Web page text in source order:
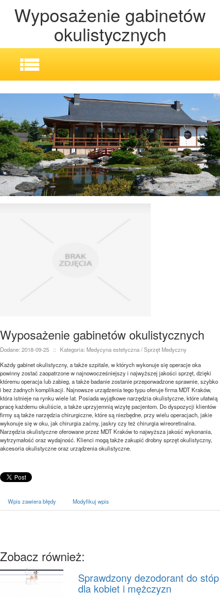
Wyposażenie gabinetów
okulistycznych
Wyposażenie gabinetów okulistycznych
Dodane: 2018-09-25 ::
Kategoria: Medycyna estetyczna / Sprzęt Medyczny
Każdy gabinet okulistyczny, a także szpitale, w których wykonuje się operacje oka
powinny zostać zaopatrzone w najnowocześniejszy i najwyższej jakości sprzęt, dzięki
któremu operacja lub zabieg, a także badanie zostanie przeporwadzone sprawnie, szybko
i bez żadnych komplikacji. Najnowsze urządzenia tego typu oferuje firma MDT Kraków,
która istnieje na rynku wiele lat. Posiada wyjątkowe narzędzia okulistyczne, które ułatwią
pracę każdemu okuliście, a także uprzyjemnią wizytę pacjentom. Do dyspozycji klientów
firmy są także narzędzia chirurgiczne, które są niezbędne, przy wielu operacjach, jakie
wykonuje się w oku, jak chirurgia zaćmy, jaskry czy też chirurgia wireoretinalna.
Narzędzia okulistyczne oferowane przez MDT Kraków to najwyższa jakość wykonania,
wytrzymałość oraz wydajność. Klienci mogą także zakupić drobny sprzęt okulistyczny,
akcesoria okulistyczne oraz urządzenia okulistyczne.
Wpis zawiera błędy Modyfikuj wpis
Zobacz również:
Sprawdzony dezodorant do stóp
dla kobiet i mężczyzn